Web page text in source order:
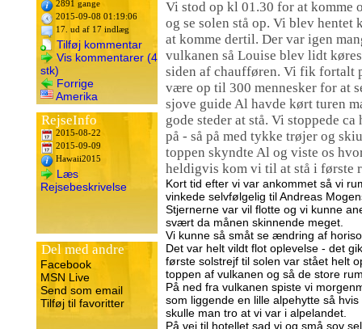
2891 gange
2015-09-08 01:19:06
17. ud af 17 indlæg
Tilføj kommentar
Vis kommentarer (4
stk)
Forrige
Amerika
RejseInfo
2015-08-22
2015-09-09
Hawaii2015
Læs
Rejsebeskrivelse
Del med andre
Facebook
MSN Live
Send som email
Tilføj til favoritter
Vi stod op kl 01.30 for at komme
og se solen stå op. Vi blev hentet
at komme dertil. Der var igen
vulkanen så Louise blev lidt
siden af chaufføren. Vi fik fortalt
være op til 300 mennesker for at
sjove guide Al havde kørt turen
gode steder at stå. Vi stoppede
på - så på med tykke trøjer og
toppen skyndte Al og viste os
heldigvis kom vi til at stå i første
Kort tid efter vi var ankommet så vi
vinkede selvfølgelig til Andreas
Stjernerne var vil flotte og vi kunne
svært da månen skinnende meget.
Vi kunne så småt se ændring af
Det var helt vildt flot oplevelse - det
første solstrejf til solen var stået helt
toppen af vulkanen og så de store
På ned fra vulkanen spiste vi
som liggende en lille alpehytte så
skulle man tro at vi var i alpelandet.
På vej til hotellet sad vi og små sov